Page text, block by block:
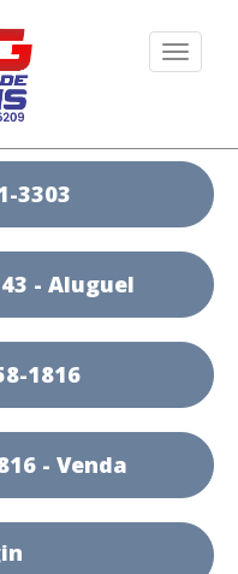
3303
- Aluguel
1816
- Venda